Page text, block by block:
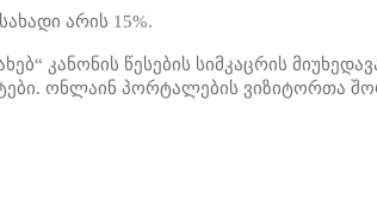
არის 15%.
კანონის წესების სიმკაცრის
ონლაინ პორტალების ვიზიტორთა